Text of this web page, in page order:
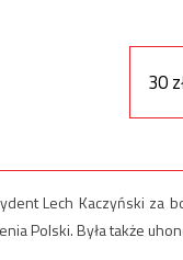
30
Lech Kaczyński za
Polski. Była także